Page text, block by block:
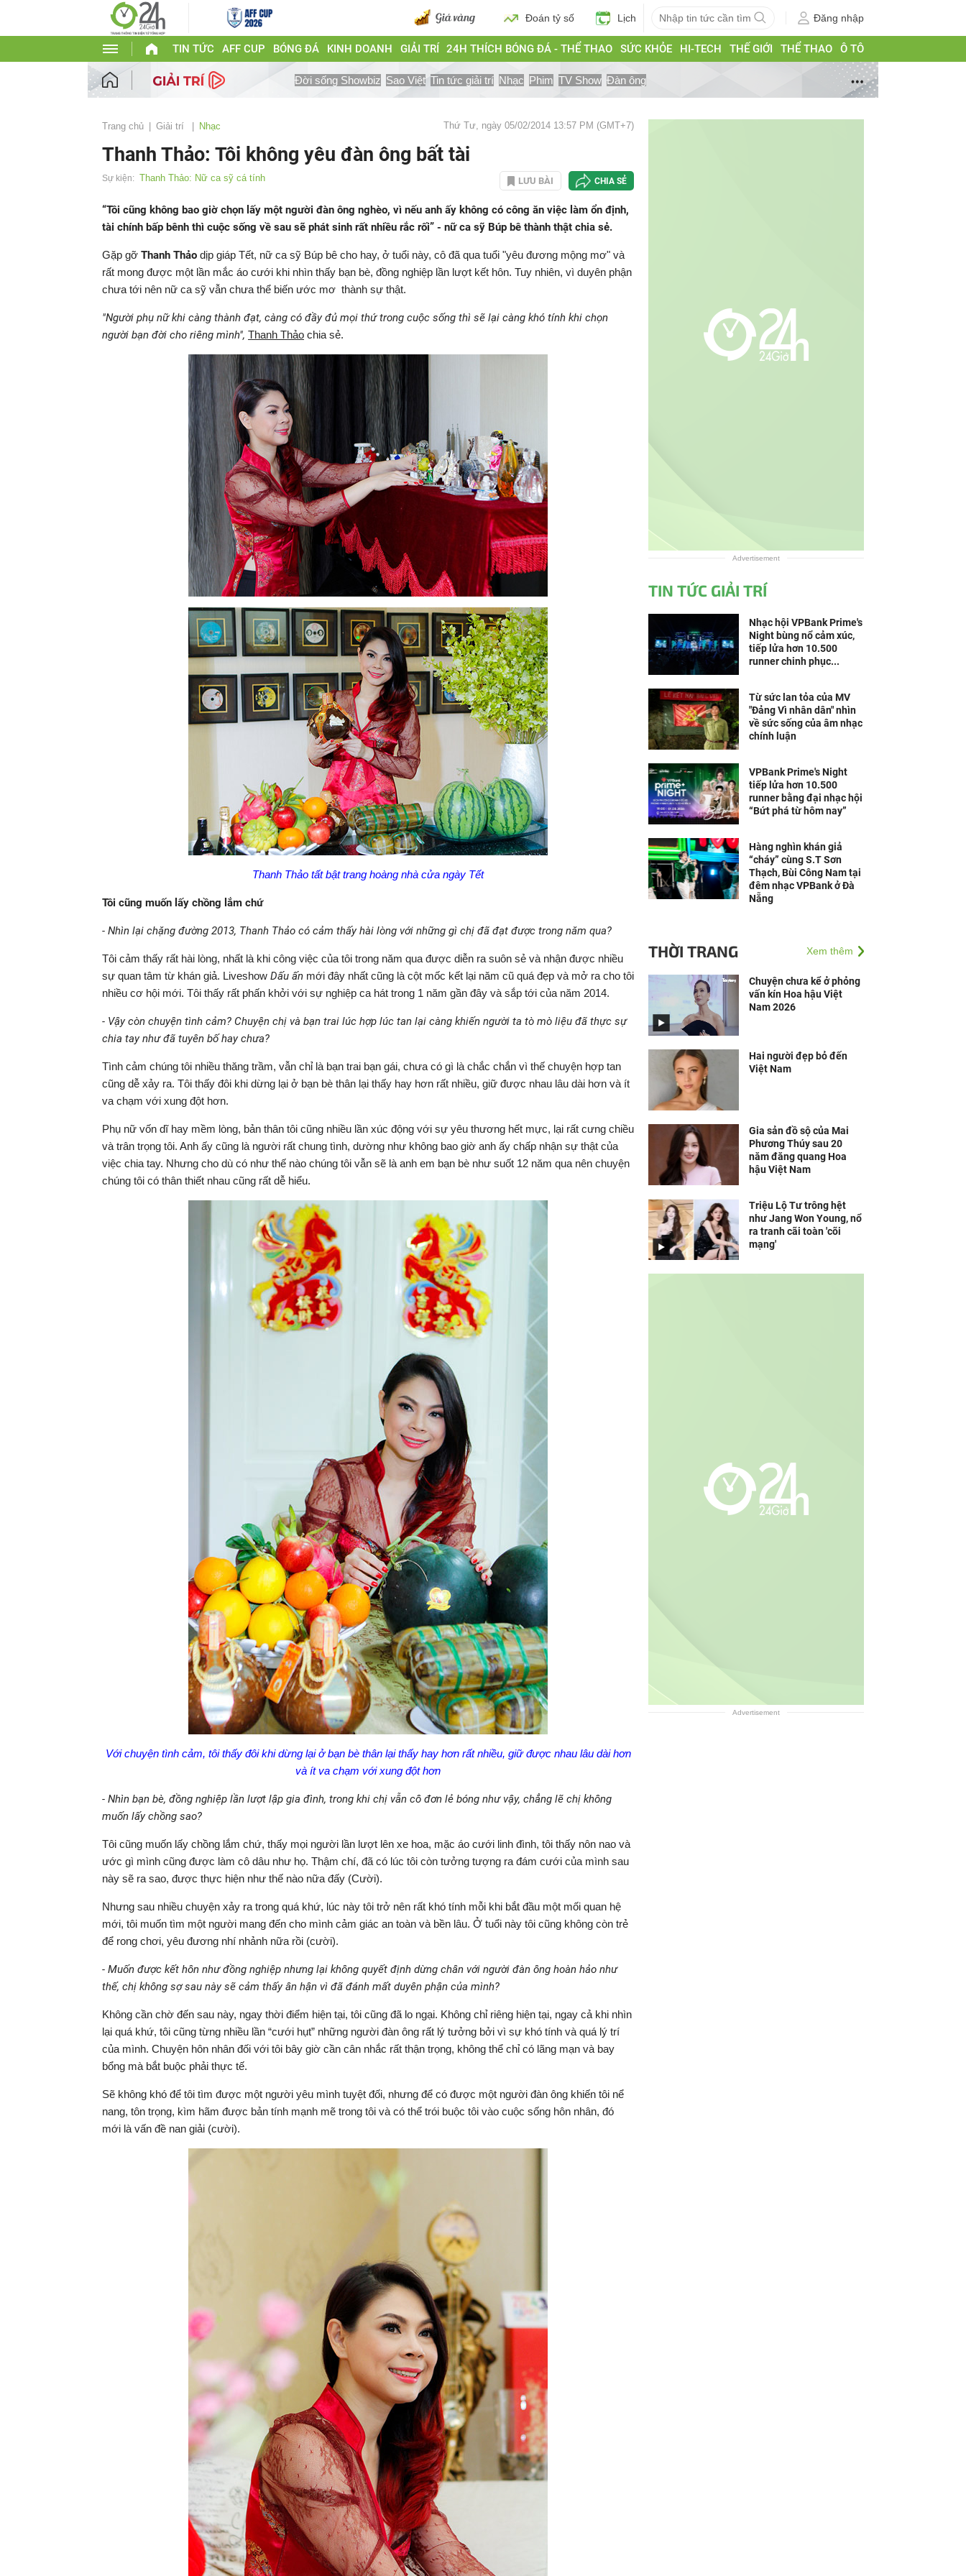
Đoán tỷ số Lịch Đăng nhập
TIN TỨC AFF CUP BÓNG ĐÁ KINH DOANH GIẢI TRÍ 24H THÍCH BÓNG ĐÁ - THỂ THAO SỨC KHỎE HI-TECH THẾ GIỚI THỂ THAO Ô TÔ
Đời sống Showbiz Sao Việt Tin tức giải trí Nhạc Phim TV Show Đàn ông
Trang chủ Giải trí Nhạc Thứ Tư, ngày 05/02/2014 13:57 PM (GMT+7)
Thanh Thảo: Tôi không yêu đàn ông bất tài
Sự kiện: Thanh Thảo: Nữ ca sỹ cá tính LƯU BÀI CHIA SẺ
“Tôi cũng không bao giờ chọn lấy một người đàn ông nghèo, vì nếu anh ấy không có công ăn việc làm ổn định,
tài chính bấp bênh thì cuộc sống về sau sẽ phát sinh rất nhiều rắc rối” - nữ ca sỹ Búp bê thành thật chia sẻ.
Gặp gỡ Thanh Thảo dịp giáp Tết, nữ ca sỹ Búp bê cho hay, ở tuổi này, cô đã qua tuổi "yêu đương mộng mơ" và
rất mong được một lần mắc áo cưới khi nhìn thấy bạn bè, đồng nghiệp lần lượt kết hôn. Tuy nhiên, vì duyên phận
chưa tới nên nữ ca sỹ vẫn chưa thể biến ước mơ thành sự thật.
"Người phụ nữ khi càng thành đạt, càng có đầy đủ mọi thứ trong cuộc sống thì sẽ lại càng khó tính khi chọn
người bạn đời cho riêng mình", Thanh Thảo chia sẻ.
Thanh Thảo tất bật trang hoàng nhà cửa ngày Tết
Tôi cũng muốn lấy chồng lắm chứ
- Nhìn lại chặng đường 2013, Thanh Thảo có cảm thấy hài lòng với những gì chị đã đạt được trong năm qua?
Tôi cảm thấy rất hài lòng, nhất là khi công việc của tôi trong năm qua được diễn ra suôn sẻ và nhận được nhiều
sự quan tâm từ khán giả. Liveshow Dấu ấn mới đây nhất cũng là cột mốc kết lại năm cũ quá đẹp và mở ra cho tôi
nhiều cơ hội mới. Tôi thấy rất phấn khởi với sự nghiệp ca hát trong 1 năm gần đây và sắp tới của năm 2014.
- Vậy còn chuyện tình cảm? Chuyện chị và bạn trai lúc hợp lúc tan lại càng khiến người ta tò mò liệu đã thực sự
chia tay như đã tuyên bố hay chưa?
Tình cảm chúng tôi nhiều thăng trầm, vẫn chỉ là bạn trai bạn gái, chưa có gì là chắc chắn vì thế chuyện hợp tan
cũng dễ xảy ra. Tôi thấy đôi khi dừng lại ở bạn bè thân lại thấy hay hơn rất nhiều, giữ được nhau lâu dài hơn và ít
va chạm với xung đột hơn.
Phụ nữ vốn dĩ hay mềm lòng, bản thân tôi cũng nhiều lần xúc động với sự yêu thương hết mực, lại rất cưng chiều
và trân trọng tôi. Anh ấy cũng là người rất chung tình, dường như không bao giờ anh ấy chấp nhận sự thật của
việc chia tay. Nhưng cho dù có như thế nào chúng tôi vẫn sẽ là anh em bạn bè như suốt 12 năm qua nên chuyện
chúng tôi có thân thiết nhau cũng rất dễ hiểu.
Với chuyện tình cảm, tôi thấy đôi khi dừng lại ở bạn bè thân lại thấy hay hơn rất nhiều, giữ được nhau lâu dài hơn
và ít va chạm với xung đột hơn
- Nhìn bạn bè, đồng nghiệp lần lượt lập gia đình, trong khi chị vẫn cô đơn lẻ bóng như vậy, chẳng lẽ chị không
muốn lấy chồng sao?
Tôi cũng muốn lấy chồng lắm chứ, thấy mọi người lần lượt lên xe hoa, mặc áo cưới linh đình, tôi thấy nôn nao và
ước gì mình cũng được làm cô dâu như họ. Thậm chí, đã có lúc tôi còn tưởng tượng ra đám cưới của mình sau
này sẽ ra sao, được thực hiện như thế nào nữa đấy (Cười).
Nhưng sau nhiều chuyện xảy ra trong quá khứ, lúc này tôi trở nên rất khó tính mỗi khi bắt đầu một mối quan hệ
mới, tôi muốn tìm một người mang đến cho mình cảm giác an toàn và bền lâu. Ở tuổi này tôi cũng không còn trẻ
để rong chơi, yêu đương nhí nhảnh nữa rồi (cười).
- Muốn được kết hôn như đồng nghiệp nhưng lại không quyết định dừng chân với người đàn ông hoàn hảo như
thế, chị không sợ sau này sẽ cảm thấy ân hận vì đã đánh mất duyên phận của mình?
Không cần chờ đến sau này, ngay thời điểm hiện tại, tôi cũng đã lo ngại. Không chỉ riêng hiện tại, ngay cả khi nhìn
lại quá khứ, tôi cũng từng nhiều lần “cưới hụt” những người đàn ông rất lý tưởng bởi vì sự khó tính và quá lý trí
của mình. Chuyện hôn nhân đối với tôi bây giờ cần cân nhắc rất thận trọng, không thể chỉ có lãng mạn và bay
bổng mà bắt buộc phải thực tế.
Sẽ không khó để tôi tìm được một người yêu mình tuyệt đối, nhưng để có được một người đàn ông khiến tôi nể
nang, tôn trọng, kìm hãm được bản tính mạnh mẽ trong tôi và có thể trói buộc tôi vào cuộc sống hôn nhân, đó
mới là vấn đề nan giải (cười).
Advertisement
TIN TỨC GIẢI TRÍ
Nhạc hội VPBank Prime's
Night bùng nổ cảm xúc,
tiếp lửa hơn 10.500
runner chinh phục...
Từ sức lan tỏa của MV
"Đảng Vì nhân dân" nhìn
về sức sống của âm nhạc
chính luận
VPBank Prime's Night
tiếp lửa hơn 10.500
runner bằng đại nhạc hội
“Bứt phá từ hôm nay”
Hàng nghìn khán giả
“cháy” cùng S.T Sơn
Thạch, Bùi Công Nam tại
đêm nhạc VPBank ở Đà
Nẵng
THỜI TRANG Xem thêm
Chuyện chưa kể ở phỏng
vấn kín Hoa hậu Việt
Nam 2026
Hai người đẹp bỏ đến
Việt Nam
Gia sản đồ sộ của Mai
Phương Thúy sau 20
năm đăng quang Hoa
hậu Việt Nam
Triệu Lộ Tư trông hệt
như Jang Won Young, nổ
ra tranh cãi toàn 'cõi
mạng'
Advertisement